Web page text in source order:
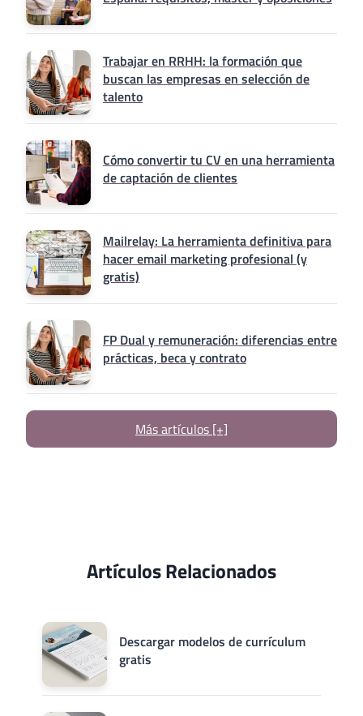
Trabajar en RRHH: la formación que
buscan las empresas en selección de
talento
Cómo convertir tu CV en una herramienta
de captación de clientes
Mailrelay: La herramienta definitiva para
hacer email marketing profesional (y
gratis)
FP Dual y remuneración: diferencias entre
prácticas, beca y contrato
Más artículos [+]
Artículos Relacionados
Descargar modelos de currículum
gratis